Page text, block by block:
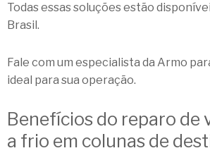
Todas essas soluções estão
Brasil .
Fale com um especialista da Armo
ideal para sua operação.
Benefícios do reparo de
a frio em colunas de